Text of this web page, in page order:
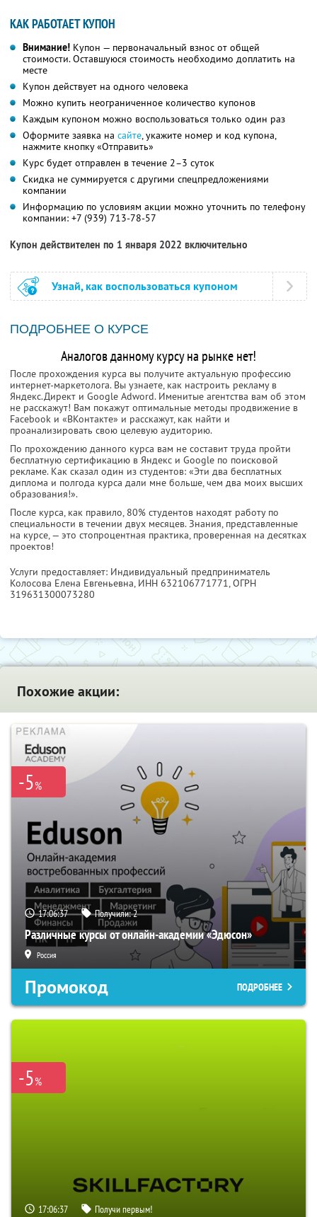
КАК РАБОТАЕТ КУПОН
Внимание! Купон — первоначальный взнос от общей
стоимости. Оставшуюся стоимость необходимо доплатить на
месте
Купон действует на одного человека
Можно купить неограниченное количество купонов
Каждым купоном можно воспользоваться только один раз
Оформите заявка на сайте, укажите номер и код купона,
нажмите кнопку «Отправить»
Курс будет отправлен в течение 2–3 суток
Скидка не суммируется с другими спецпредложениями
компании
Информацию по условиям акции можно уточнить по телефону
компании: +7 (939) 713-78-57
Купон действителен по 1 января 2022 включительно
Узнай, как воспользоваться купоном
ПОДРОБНЕЕ О КУРСЕ
Аналогов данному курсу на рынке нет!
После прохождения курса вы получите актуальную профессию
интернет-маркетолога. Вы узнаете, как настроить рекламу в
Яндекс.Директ и Google Adword. Именитые агентства вам об этом
не расскажут! Вам покажут оптимальные методы продвижение в
Facebook и «ВКонтакте» и расскажут, как найти и
проанализировать свою целевую аудиторию.
По прохождению данного курса вам не составит труда пройти
бесплатную сертификацию в Яндекс и Google по поисковой
рекламе. Как сказал один из студентов: «Эти два бесплатных
диплома и полгода курса дали мне больше, чем два моих высших
образования!».
После курса, как правило, 80% студентов находят работу по
специальности в течении двух месяцев. Знания, представленные
на курсе, — это стопроцентная практика, проверенная на десятках
проектов!
Услуги предоставляет: Индивидуальный предприниматель
Колосова Елена Евгеньевна, ИНН 632106771771, ОГРН
319631300073280
Похожие акции:
-5%
17:06:36 Получили:2
Различные курсы от онлайн-академии «Эдюсон»
Россия
Промокод ПОДРОБНЕЕ
-5%
17:06:36 Получи первым!